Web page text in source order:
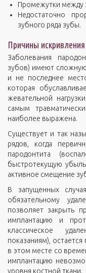
Промежутки между
Недостаточно
зубного ряда зубы.
Причины искривления
Заболевания
зубов) имеют
и не последнее
которая
жевательной
самым
наиболее выражена.
Существует и так
рядов, когда
пародонтита
быстротекущую убыль
активное смещение
В запущенных
обязательному
позволяет закрыть
имплантацию и
классическое
показаниям),
в этом месте со
имплантацию
уровня костной ткани.